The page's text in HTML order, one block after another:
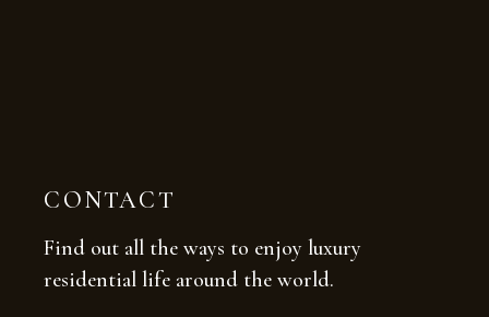
CONTACT
Find out all the ways to enjoy luxury
residential life around the world.